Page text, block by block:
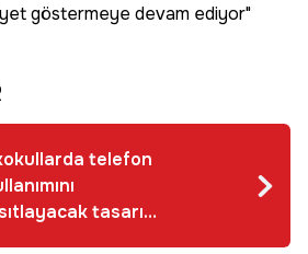
göstermeye devam ediyor"
telefon
tasarı
kabul